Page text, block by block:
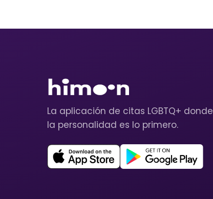
La aplicación de citas LGBTQ+ donde
la personalidad es lo primero.